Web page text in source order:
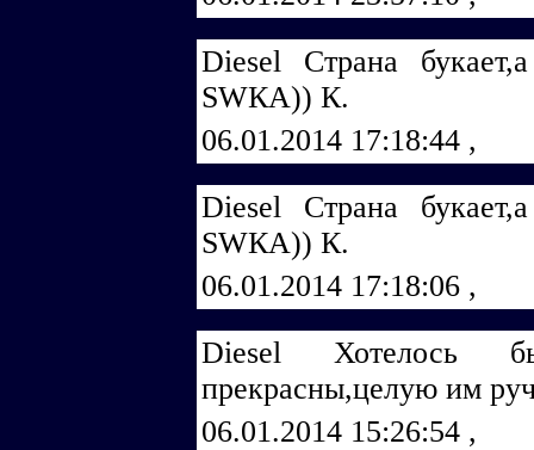
Diеsеl Страна
SWКА)) К.
06.01.2014 17:18:44 ,
Diеsеl Страна
SWКА)) К.
06.01.2014 17:18:06 ,
Diеsеl Хотелось
прекрасны,целую им
06.01.2014 15:26:54 ,